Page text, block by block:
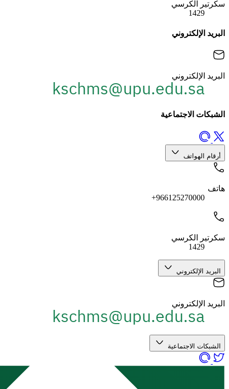
سكرتير الكرسي
1429
البريد الإلكتروني
البريد الإلكتروني
الشبكات الاجتماعية
أرقام الهواتف
هاتف
966125270000+
سكرتير الكرسي
1429
البريد الإلكتروني
البريد الإلكتروني
الشبكات الاجتماعية